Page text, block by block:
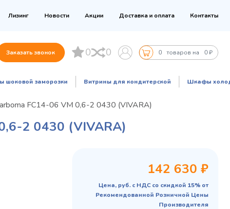
Лизинг Новости Акции Доставка и оплата Контакты
Заказать звонок 0 0 0 товаров на 0 ₽
шоковой заморозки Витрины для кондитерской Шкафы
FC14-06 VM 0,6-2 0430 (VIVARA)
2 0430 (VIVARA)
142 630 ₽
Цена, руб. с НДС со скидкой 15% от
Рекомендованной Розничной Цены
Производителя